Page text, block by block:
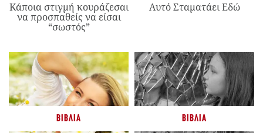
Κάποια στιγμή κουράζεσαι
να προσπαθείς να είσαι
“σωστός”
Αυτό Σταματάει Εδώ
ΒΙΒΛΊΑ ΒΙΒΛΊΑ